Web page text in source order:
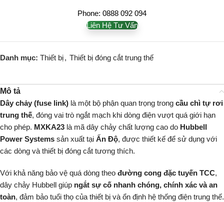
Phone: 0888 092 094
Liên Hệ Tư Vấn
Danh mục: Thiết bị, Thiết bị đóng cắt trung thế
Mô tả
Dây chảy (fuse link) là một bộ phận quan trọng trong cầu chì tự rơi
trung thế, đóng vai trò ngắt mạch khi dòng điện vượt quá giới hạn
cho phép. MXKA23 là mã dây chảy chất lượng cao do Hubbell
Power Systems sản xuất tại Ấn Độ, được thiết kế để sử dụng với
các dòng và thiết bị đóng cắt tương thích.
Với khả năng bảo vệ quá dòng theo đường cong đặc tuyến TCC,
dây chảy Hubbell giúp ngắt sự cố nhanh chóng, chính xác và an
toàn, đảm bảo tuổi thọ của thiết bị và ổn định hệ thống điện trung thế.